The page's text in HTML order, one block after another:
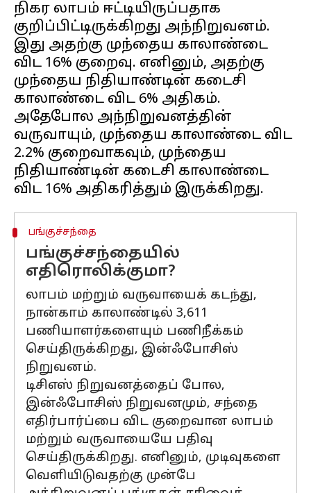
நிகர லாபம் ஈட்டியிருப்பதாக
குறிப்பிட்டிருக்கிறது அந்நிறுவனம்.
இது அதற்கு முந்தைய காலாண்டை
விட 16% குறைவு. எனினும், அதற்கு
முந்தைய நிதியாண்டின் கடைசி
காலாண்டை விட 6% அதிகம்.
அதேபோல அந்நிறுவனத்தின்
வருவாயும், முந்தைய காலாண்டை விட
2.2% குறைவாகவும், முந்தைய
நிதியாண்டின் கடைசி காலாண்டை
பங்குச்சந்தை
பங்குச்சந்தையில்
எதிரொலிக்குமா?
லாபம் மற்றும் வருவாயைக் கடந்து,
நான்காம் காலாண்டில் 3,611
பணியாளர்களையும் பணிநீக்கம்
செய்திருக்கிறது, இன்ஃபோசிஸ்
நிறுவனம்.
டிசிஎஸ் நிறுவனத்தைப் போல,
இன்ஃபோசிஸ் நிறுவனமும், சந்தை
எதிர்பார்ப்பை விட குறைவான லாபம்
மற்றும் வருவாயையே பதிவு
செய்திருக்கிறது. எனினும், முடிவுகளை
வெளியிடுவதற்கு முன்பே